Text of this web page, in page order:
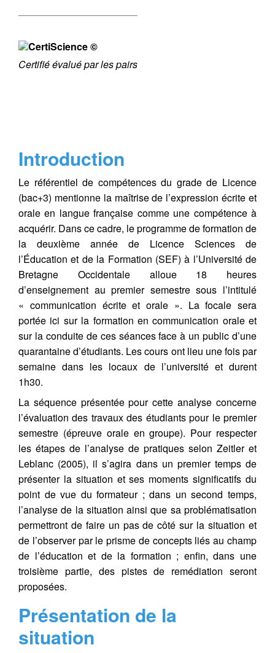
Certifié évalué par les pairs
Introduction
Le référentiel de compétences du grade de Licence
(bac+3) mentionne la maîtrise de l’expression écrite et
orale en langue française comme une compétence à
acquérir. Dans ce cadre, le programme de formation de
la deuxième année de Licence Sciences de
l’Éducation et de la Formation (SEF) à l’Université de
Bretagne Occidentale alloue 18 heures
d’enseignement au premier semestre sous l’intitulé
« communication écrite et orale ». La focale sera
portée ici sur la formation en communication orale et
sur la conduite de ces séances face à un public d’une
quarantaine d’étudiants. Les cours ont lieu une fois par
semaine dans les locaux de l’université et durent
1h30.
La séquence présentée pour cette analyse concerne
l’évaluation des travaux des étudiants pour le premier
semestre (épreuve orale en groupe). Pour respecter
les étapes de l’analyse de pratiques selon Zeitler et
Leblanc (2005), il s’agira dans un premier temps de
présenter la situation et ses moments significatifs du
point de vue du formateur ; dans un second temps,
l’analyse de la situation ainsi que sa problématisation
permettront de faire un pas de côté sur la situation et
de l’observer par le prisme de concepts liés au champ
de l’éducation et de la formation ; enfin, dans une
troisième partie, des pistes de remédiation seront
proposées.
Présentation de la
situation